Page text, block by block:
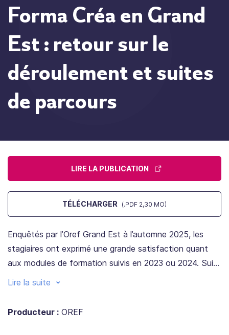
Forma Créa en Grand
Est : retour sur le
déroulement et suites
de parcours
LIRE LA PUBLICATION
TÉLÉCHARGER (.PDF 2,30 MO)
Enquêtés par l’Oref Grand Est à l’automne 2025, les
stagiaires ont exprimé une grande satisfaction quant
aux modules de formation suivis en 2023 ou 2024. Suite
à cette formation, la moitié des stagiaires a concrétisé
Lire la suite
Producteur : OREF